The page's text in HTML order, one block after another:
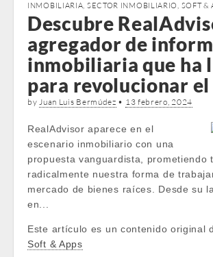
INMOBILIARIA, SECTOR INMOBILIARIO, SOFT &
Descubre
agregador de
inmobiliaria que ha
para revolucionar
byJuan Luis Bermúdez • 13 febrero, 2024
RealAdvisor aparece en el
escenario inmobiliario con una
propuesta vanguardista, prometiendo
radicalmente nuestra forma de
mercado de bienes raíces. Desde su
en...
Este artículo es un contenido original
Soft & Apps